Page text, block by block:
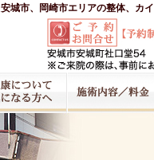
安城市、岡崎市エリアの整体、カ